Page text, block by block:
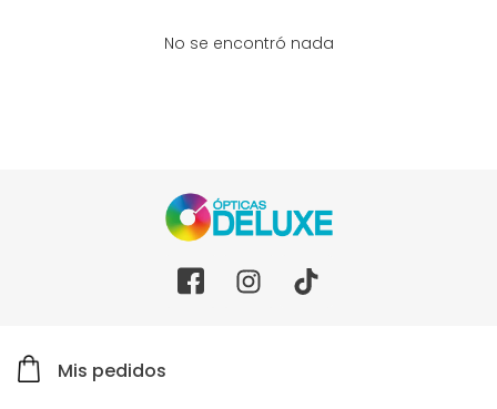
No se encontró nada
Mis pedidos